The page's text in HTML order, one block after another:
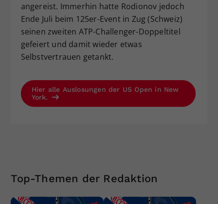
angereist. Immerhin hatte Rodionov jedoch
Ende Juli beim 125er-Event in Zug (Schweiz)
seinen zweiten ATP-Challenger-Doppeltitel
gefeiert und damit wieder etwas
Selbstvertrauen getankt.
Hier alle Auslosungen der US Open in New
York.
Top-Themen der Redaktion